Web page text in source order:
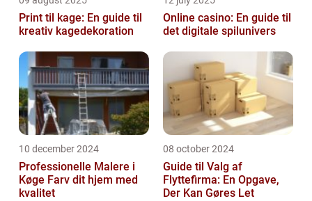
Print til kage: En guide til
kreativ kagedekoration
Online casino: En guide til
det digitale spilunivers
10 december 2024
Professionelle Malere i
Køge Farv dit hjem med
kvalitet
08 october 2024
Guide til Valg af
Flyttefirma: En Opgave,
Der Kan Gøres Let